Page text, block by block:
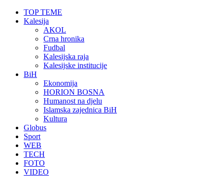
TOP TEME
Kalesija
AKOL
Crna hronika
Fudbal
Kalesijska raja
Kalesijske institucije
BiH
Ekonomija
HORION BOSNA
Humanost na djelu
Islamska zajednica BiH
Kultura
Globus
Sport
WEB
TECH
FOTO
VIDEO